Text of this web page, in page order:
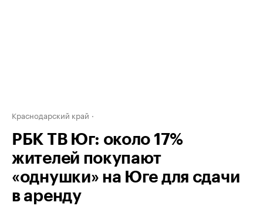
Краснодарский край
РБК ТВ Юг: около 17%
жителей покупают
«однушки» на Юге для сдачи
в аренду